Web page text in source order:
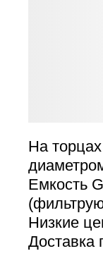
На
Емкость
Низкие
Доставка